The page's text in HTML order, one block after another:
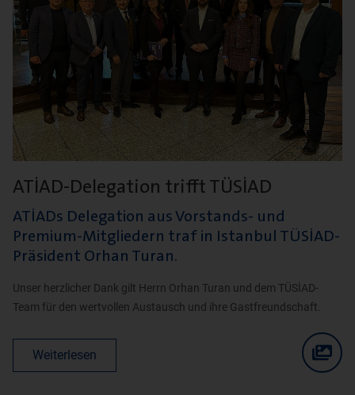
ATİAD-Delegation trifft TÜSİAD
ATİADs Delegation aus Vorstands- und
Premium-Mitgliedern traf in Istanbul TÜSİAD-
Präsident Orhan Turan.
Unser herzlicher Dank gilt Herrn Orhan Turan und dem TÜSİAD-
Team für den wertvollen Austausch und ihre Gastfreundschaft.
Weiterlesen